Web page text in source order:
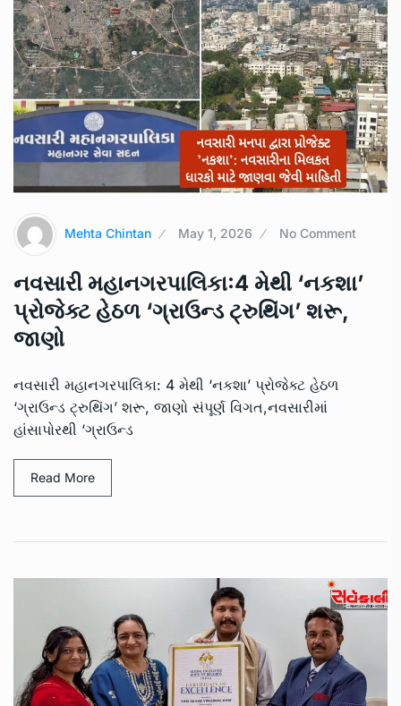
Mehta Chintan May 1, 2026 No Comment
નવસારી મહાનગરપાલિકા:4 મેથી ‘નકશા’
પ્રોજેક્ટ હેઠળ ‘ગ્રાઉન્ડ ટ્રુથિંગ’ શરૂ,
જાણો
નવસારી મહાનગરપાલિકા: 4 મેથી ‘નકશા’ પ્રોજેક્ટ હેઠળ
‘ગ્રાઉન્ડ ટ્રુથિંગ’ શરૂ, જાણો સંપૂર્ણ વિગત,નવસારીમાં
હાંસાપોરથી ‘ગ્રાઉન્ડ
Read More